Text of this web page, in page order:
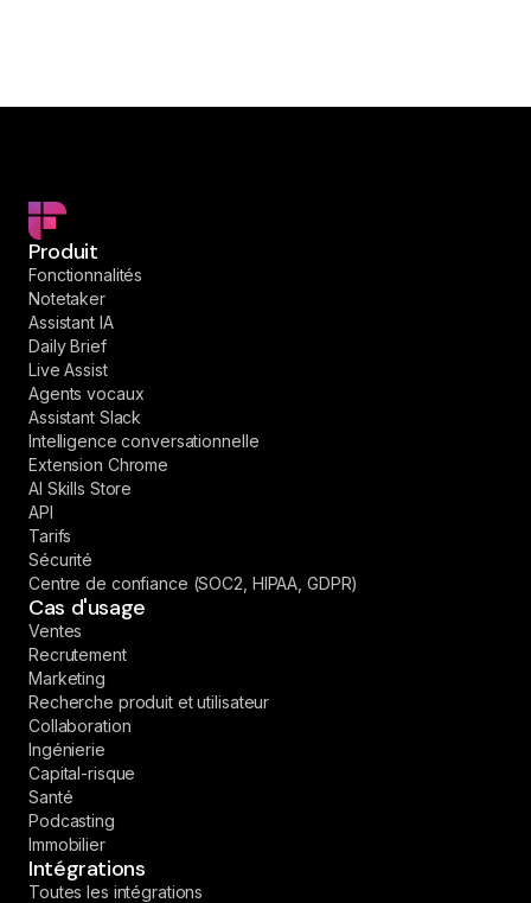
Produit
Fonctionnalités
Notetaker
Assistant IA
Daily Brief
Live Assist
Agents vocaux
Assistant Slack
Intelligence conversationnelle
Extension Chrome
AI Skills Store
API
Tarifs
Sécurité
Centre de confiance (SOC2, HIPAA, GDPR)
Cas d'usage
Ventes
Recrutement
Marketing
Recherche produit et utilisateur
Collaboration
Ingénierie
Capital-risque
Santé
Podcasting
Immobilier
Intégrations
Toutes les intégrations